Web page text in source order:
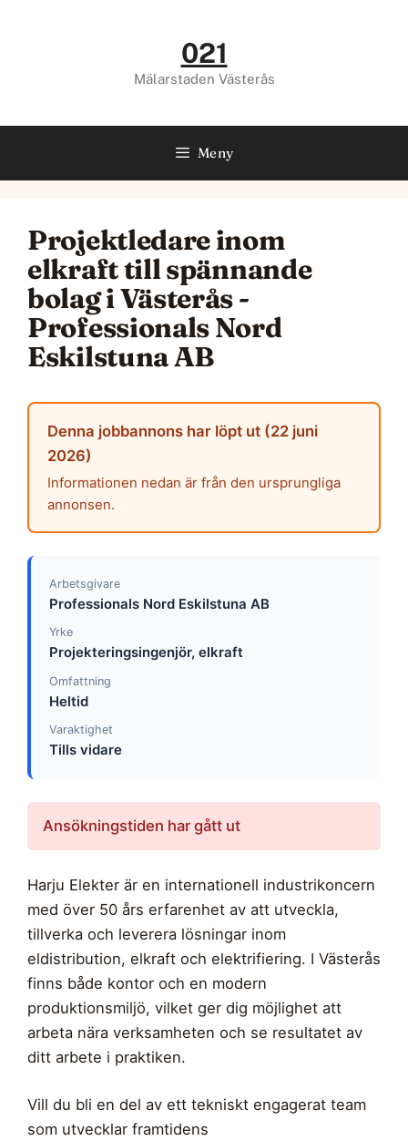
021
Mälarstaden Västerås
Meny
Projektledare inom
elkraft till spännande
bolag i Västerås -
Professionals Nord
Eskilstuna AB
Denna jobbannons har löpt ut (22 juni
2026)
Informationen nedan är från den ursprungliga
annonsen.
Arbetsgivare
Professionals Nord Eskilstuna AB
Yrke
Projekteringsingenjör, elkraft
Omfattning
Heltid
Varaktighet
Tills vidare
Ansökningstiden har gått ut
Harju Elekter är en internationell industrikoncern
med över 50 års erfarenhet av att utveckla,
tillverka och leverera lösningar inom
eldistribution, elkraft och elektrifiering. I Västerås
finns både kontor och en modern
produktionsmiljö, vilket ger dig möjlighet att
arbeta nära verksamheten och se resultatet av
ditt arbete i praktiken.
Vill du bli en del av ett tekniskt engagerat team
som utvecklar framtidens